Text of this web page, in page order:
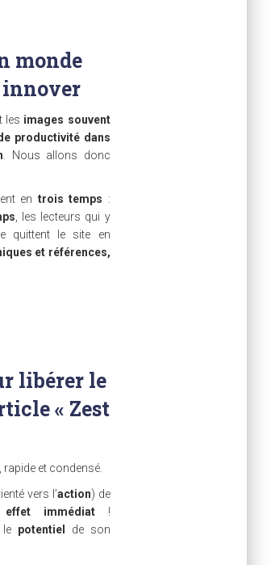
monde
innover
les images souvent
productivité dans
. Nous allons donc
en trois temps :
, les lecteurs qui y
quittent le site en
et références,
libérer le
« Zest
et condensé.
vers l’action) de
effet immédiat !
le potentiel de son